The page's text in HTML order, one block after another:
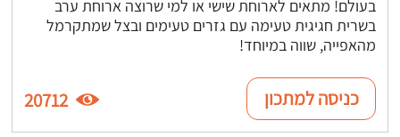
בעולם! מתאים לארוחת שישי או למי שרוצה ארוחת ערב
בשרית חגיגית טעימה עם גזרים טעימים ובצל שמתקרמל
מהאפייה, שווה במיוחד!
כניסה למתכון 20712